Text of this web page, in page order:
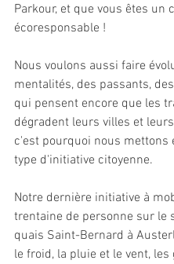
Parkour, et que vous êtes un
écoresponsable !
Nous voulons aussi faire
mentalités, des passants,
qui pensent encore que les
dégradent leurs villes et
c'est pourquoi nous mettons
type d'initiative citoyenne.
Notre dernière initiative à
trentaine de personne sur le
quais Saint-Bernard à
le froid, la pluie et le vent, les